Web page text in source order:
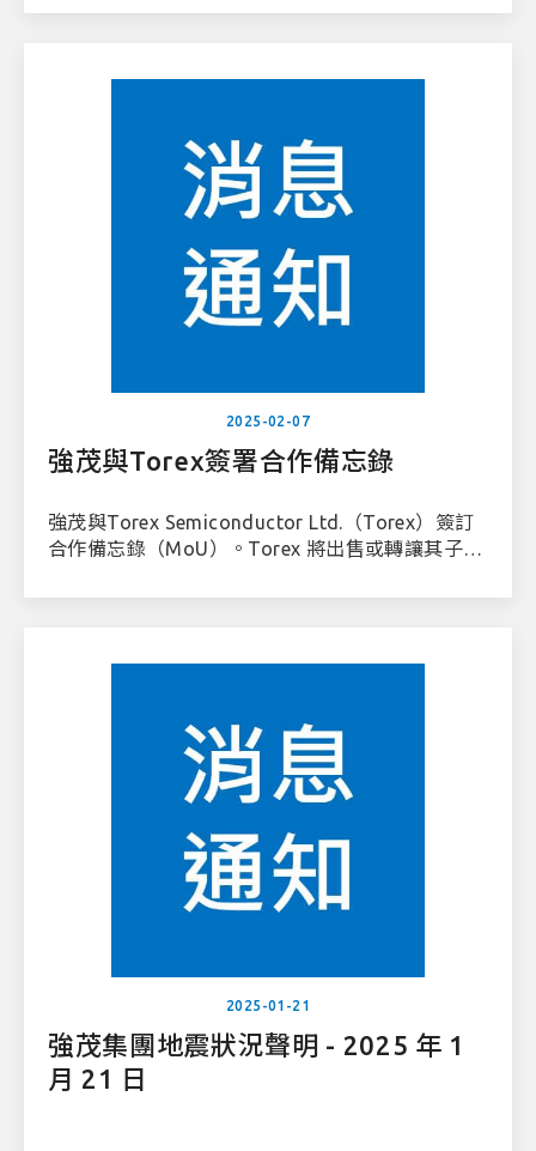
2025-02-07
強茂與Torex簽署合作備忘錄
強茂與Torex Semiconductor Ltd.（Torex）簽訂
合作備忘錄（MoU）。Torex 將出售或轉讓其子公
（TVS）部分或全部股權予強茂。
2025-01-21
強茂集團地震狀況聲明 - 2025 年 1
月 21 日